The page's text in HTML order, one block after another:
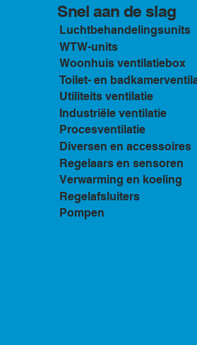
Snel aan de slag
Luchtbehandelingsunits
WTW-units
Woonhuis ventilatiebox
Toilet- en
Utiliteits ventilatie
Industriële ventilatie
Procesventilatie
Diversen en accessoires
Regelaars en sensoren
Verwarming en koeling
Regelafsluiters
Pompen